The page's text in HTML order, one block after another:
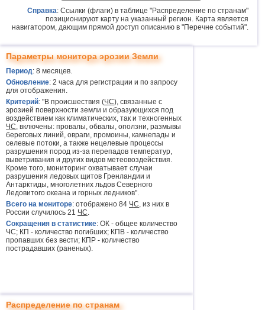
Справка: Ссылки (флаги) в таблице "Распределение по странам"
позиционируют карту на указанный регион. Карта является
навигатором, дающим прямой доступ описанию в "Перечне событий".
Параметры монитора эрозии Земли
Период: 8 месяцев.
Обновление: 2 часа для регистрации и по запросу
для отображения.
Критерий: "В происшествия (ЧС), связанные с
эрозией поверхности земли и образующихся под
воздействием как климатических, так и техногенных
ЧС, включены: провалы, обвалы, оползни, размывы
береговых линий, овраги, промоины, камнепады и
селевые потоки, а также нецелевые процессы
разрушения пород из-за перепадов температур,
выветривания и других видов метеовоздействия.
Кроме того, мониторинг охватывает случаи
разрушения ледовых щитов Гренландии и
Антарктиды, многолетних льдов Северного
Ледовитого океана и горных ледников".
Всего на мониторе: отображено 84 ЧС, из них в
России случилось 21 ЧС.
Сокращения в статистике: ОК - общее количество
ЧС; КП - количество погибших; КПВ - количество
пропавших без вести; КПР - количество
пострадавших (раненых).
Распределение по странам